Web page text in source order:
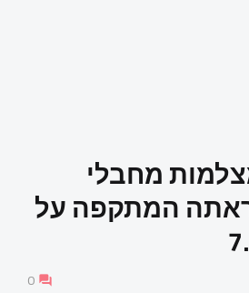
מחבלי
המתקפה על
0